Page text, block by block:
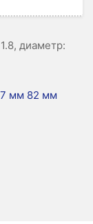
диаметр:
мм 82 мм